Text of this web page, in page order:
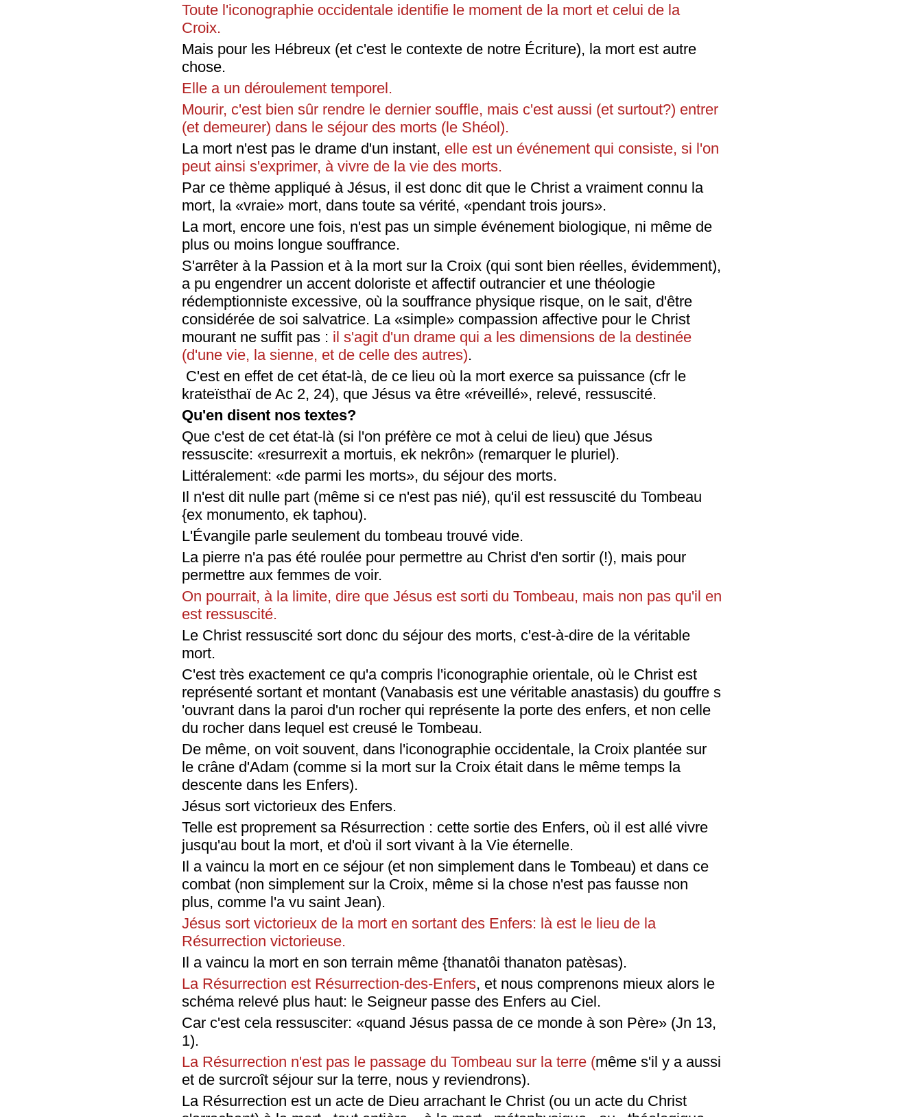
Toute l'iconographie occidentale identifie le moment de la mort et celui de la
Croix.
Mais pour les Hébreux (et c'est le contexte de notre Écriture), la mort est autre
chose.
Elle a un déroulement temporel.
Mourir, c'est bien sûr rendre le dernier souffle, mais c'est aussi (et surtout?) entrer
(et demeurer) dans le séjour des morts (le Shéol).
La mort n'est pas le drame d'un instant, elle est un événement qui consiste, si l'on
peut ainsi s'exprimer, à vivre de la vie des morts.
Par ce thème appliqué à Jésus, il est donc dit que le Christ a vraiment connu la
mort, la «vraie» mort, dans toute sa vérité, «pendant trois jours».
La mort, encore une fois, n'est pas un simple événement biologique, ni même de
plus ou moins longue souffrance.
S'arrêter à la Passion et à la mort sur la Croix (qui sont bien réelles, évidemment),
a pu engendrer un accent doloriste et affectif outrancier et une théologie
rédemptionniste excessive, où la souffrance physique risque, on le sait, d'être
considérée de soi salvatrice. La «simple» compassion affective pour le Christ
mourant ne suffit pas : il s'agit d'un drame qui a les dimensions de la destinée
(d'une vie, la sienne, et de celle des autres).
C'est en effet de cet état-là, de ce lieu où la mort exerce sa puissance (cfr le
krateïsthaï de Ac 2, 24), que Jésus va être «réveillé», relevé, ressuscité.
Qu'en disent nos textes?
Que c'est de cet état-là (si l'on préfère ce mot à celui de lieu) que Jésus
ressuscite: «resurrexit a mortuis, ek nekrôn» (remarquer le pluriel).
Littéralement: «de parmi les morts», du séjour des morts.
Il n'est dit nulle part (même si ce n'est pas nié), qu'il est ressuscité du Tombeau
{ex monumento, ek taphou).
L'Évangile parle seulement du tombeau trouvé vide.
La pierre n'a pas été roulée pour permettre au Christ d'en sortir (!), mais pour
permettre aux femmes de voir.
On pourrait, à la limite, dire que Jésus est sorti du Tombeau, mais non pas qu'il en
est ressuscité.
Le Christ ressuscité sort donc du séjour des morts, c'est-à-dire de la véritable
mort.
C'est très exactement ce qu'a compris l'iconographie orientale, où le Christ est
représenté sortant et montant (Vanabasis est une véritable anastasis) du gouffre s
'ouvrant dans la paroi d'un rocher qui représente la porte des enfers, et non celle
du rocher dans lequel est creusé le Tombeau.
De même, on voit souvent, dans l'iconographie occidentale, la Croix plantée sur
le crâne d'Adam (comme si la mort sur la Croix était dans le même temps la
descente dans les Enfers).
Jésus sort victorieux des Enfers.
Telle est proprement sa Résurrection : cette sortie des Enfers, où il est allé vivre
jusqu'au bout la mort, et d'où il sort vivant à la Vie éternelle.
Il a vaincu la mort en ce séjour (et non simplement dans le Tombeau) et dans ce
combat (non simplement sur la Croix, même si la chose n'est pas fausse non
plus, comme l'a vu saint Jean).
Jésus sort victorieux de la mort en sortant des Enfers: là est le lieu de la
Résurrection victorieuse.
Il a vaincu la mort en son terrain même {thanatôi thanaton patèsas).
La Résurrection est Résurrection-des-Enfers, et nous comprenons mieux alors le
schéma relevé plus haut: le Seigneur passe des Enfers au Ciel.
Car c'est cela ressusciter: «quand Jésus passa de ce monde à son Père» (Jn 13,
1).
La Résurrection n'est pas le passage du Tombeau sur la terre (même s'il y a aussi
et de surcroît séjour sur la terre, nous y reviendrons).
La Résurrection est un acte de Dieu arrachant le Christ (ou un acte du Christ